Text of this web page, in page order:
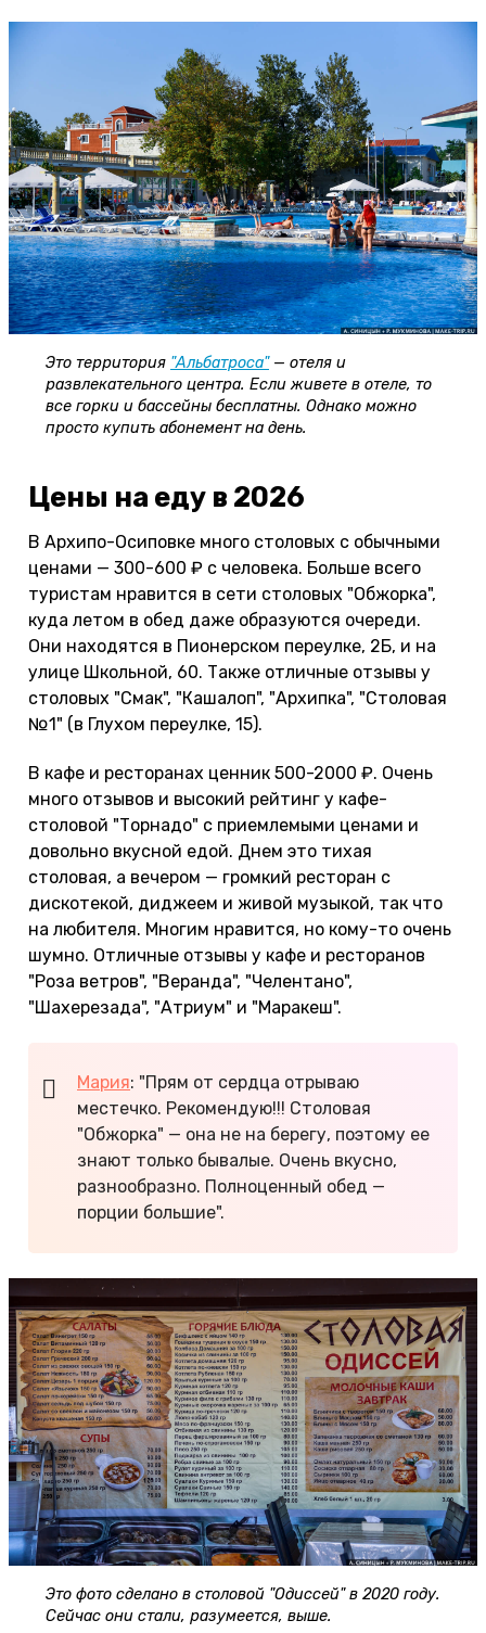
Это территория "Альбатроса"— отеля и
развлекательного центра. Если живете в отеле, то
все горки и бассейны бесплатны. Однако можно
просто купить абонемент на день.
Цены на еду в 2026
В Архипо-Осиповке много столовых с обычными
ценами — 300-600 ₽ с человека. Больше всего
туристам нравится в сети столовых "Обжорка",
куда летом в обед даже образуются очереди.
Они находятся в Пионерском переулке, 2Б, и на
улице Школьной, 60. Также отличные отзывы у
столовых "Смак", "Кашалоп", "Архипка", "Столовая
№1" (в Глухом переулке, 15).
В кафе и ресторанах ценник 500-2000 ₽. Очень
много отзывов и высокий рейтинг у кафе-
столовой "Торнадо" с приемлемыми ценами и
довольно вкусной едой. Днем это тихая
столовая, а вечером — громкий ресторан с
дискотекой, диджеем и живой музыкой, так что
на любителя. Многим нравится, но кому-то очень
шумно. Отличные отзывы у кафе и ресторанов
"Роза ветров", "Веранда", "Челентано",
"Шахерезада", "Атриум" и "Маракеш".
Мария: "Прям от сердца отрываю
местечко. Рекомендую!!! Столовая
"Обжорка" — она не на берегу, поэтому ее
знают только бывалые. Очень вкусно,
разнообразно. Полноценный обед —
порции большие".
Это фото сделано в столовой "Одиссей" в 2020 году.
Сейчас они стали, разумеется, выше.